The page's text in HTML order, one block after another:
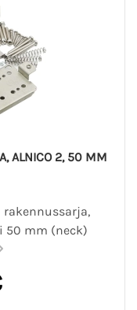
ALNICO 2, 50 MM
50 mm (neck)